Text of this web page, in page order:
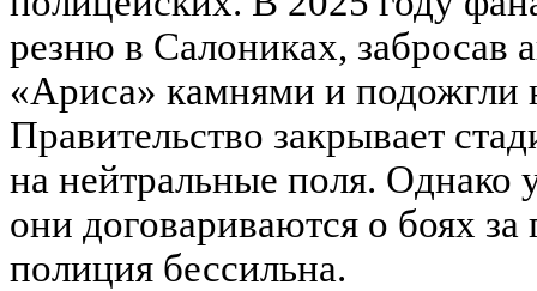
резню в Салониках, забросав
«Ариса» камнями и подожгли
Правительство закрывает
на нейтральные поля. Однако
они договариваются о боях за
полиция бессильна.